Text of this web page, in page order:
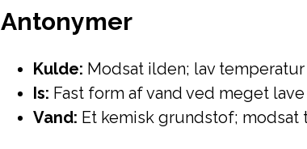
Antonymer
Kulde: Modsat ilden; lav temperatur
Is: Fast form af vand ved meget
Vand: Et kemisk grundstof;